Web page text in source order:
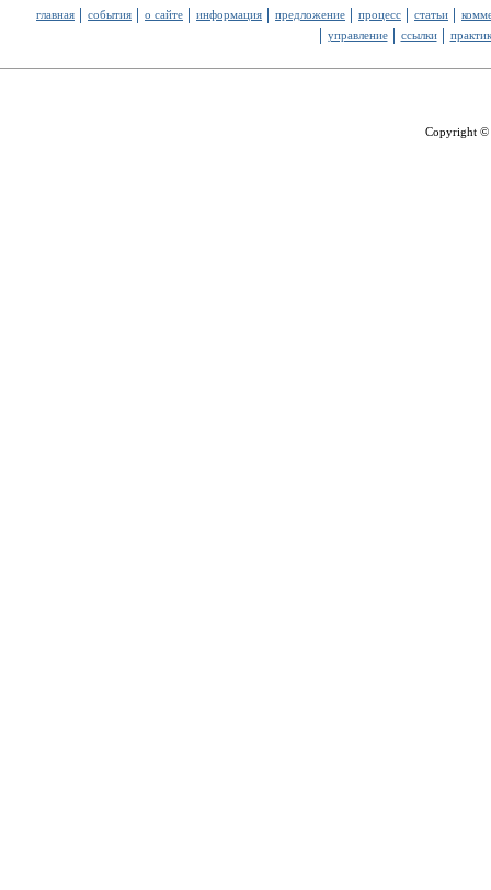
главная события о сайте информация предложение процесс статьи
управление
ссылки
Copyright ©